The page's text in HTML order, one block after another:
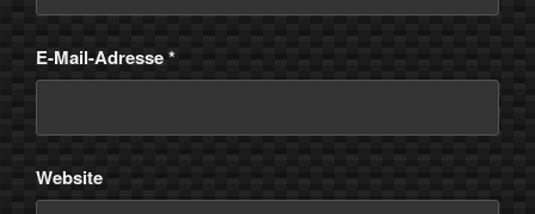
E-Mail-Adresse*
Website